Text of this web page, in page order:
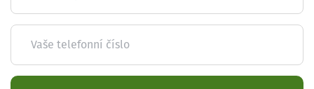
Vaše telefonní číslo